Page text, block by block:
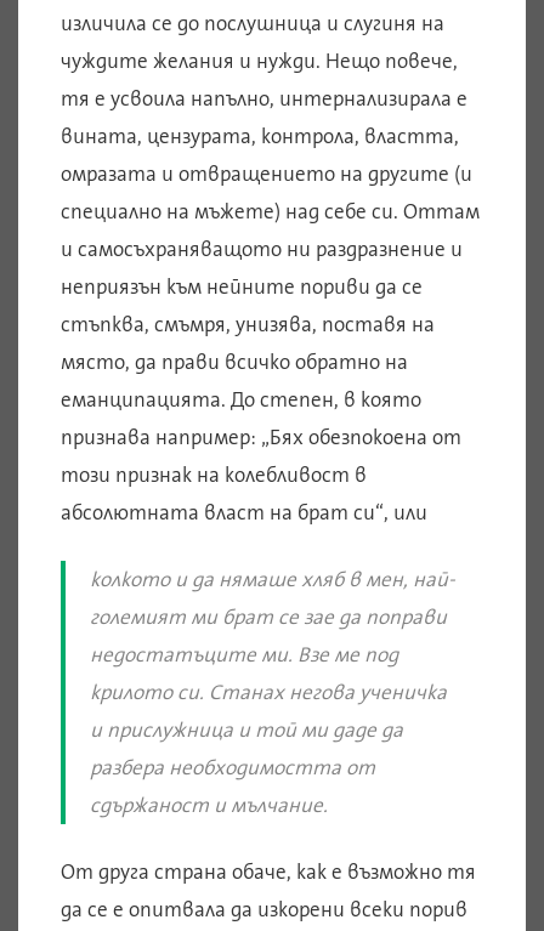
изличила се до послушница и слугиня на
чуждите желания и нужди. Нещо повече,
тя е усвоила напълно, интернализирала е
вината, цензурата, контрола, властта,
омразата и отвращението на другите (и
специално на мъжете) над себе си. Оттам
и самосъхраняващото ни раздразнение и
неприязън към нейните пориви да се
стъпква, смъмря, унизява, поставя на
място, да прави всичко обратно на
еманципацията. До степен, в която
признава например: „Бях обезпокоена от
този признак на колебливост в
абсолютната власт на брат си“, или
колкото и да нямаше хляб в мен, най-
големият ми брат се зае да поправи
недостатъците ми. Взе ме под
крилото си. Станах негова ученичка
и прислужница и той ми даде да
разбера необходимостта от
сдържаност и мълчание.
От друга страна обаче, как е възможно тя
да се е опитвала да изкорени всеки порив